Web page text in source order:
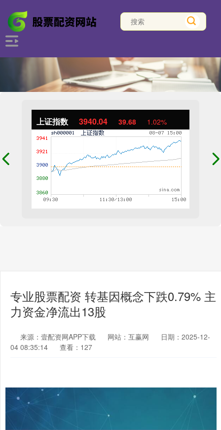
上证指数 3940.04 39.68 1.02%
专业股票配资 转基因概念下跌0.79% 主
力资金净流出13股
来源：壹配资网APP下载 网站：互赢网
日期：2025-12-
04 08:35:14
查看：127